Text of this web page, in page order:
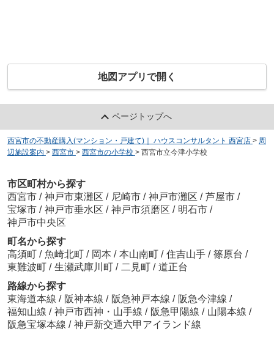
地図アプリで開く
ページトップへ
西宮市の不動産購入(マンション・戸建て)｜ ハウスコンサルタント 西宮店 > 周
辺施設案内 > 西宮市 > 西宮市の小学校 > 西宮市立今津小学校
市区町村から探す
西宮市 / 神戸市東灘区 / 尼崎市 / 神戸市灘区 / 芦屋市 /
宝塚市 / 神戸市垂水区 / 神戸市須磨区 / 明石市 /
神戸市中央区
町名から探す
高須町 / 魚崎北町 / 岡本 / 本山南町 / 住吉山手 / 篠原台 /
東難波町 / 生瀬武庫川町 / 二見町 / 道正台
路線から探す
東海道本線 / 阪神本線 / 阪急神戸本線 / 阪急今津線 /
福知山線 / 神戸市西神・山手線 / 阪急甲陽線 / 山陽本線 /
阪急宝塚本線 / 神戸新交通六甲アイランド線